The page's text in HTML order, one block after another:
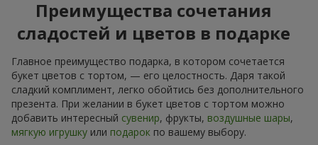
Преимущества сочетания
сладостей и цветов в подарке
Главное преимущество подарка, в котором сочетается
букет цветов с тортом, — его целостность. Даря такой
сладкий комплимент, легко обойтись без дополнительного
презента. При желании в букет цветов с тортом можно
добавить интересный сувенир, фрукты, воздушные шары,
мягкую игрушку или подарок по вашему выбору.